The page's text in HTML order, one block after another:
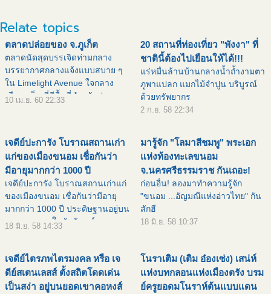
Relate topics
ตลาดปล่อยของ จ.ภูเก็ต
ตลาดนัดสุดบรรเจิดท่ามกลาง
บรรยากาศกลางแจ้งแบบสบาย ๆ
ใน Limelight Avenue ใจกลาง
เมืองภูเก็ต ที่มีพื้นที่สำหรับปลด
อาทิ
10 เม.ย. 60 22:33
20 สถานที่ท่องเที่ยว "พังงา" ที่
ชาตินี้ต้องไปเยือนให้ได้!!!
แร่หมื่นล้านบ้านกลางน้ำถ้ำงามตา
ภูพาแปลก แมกไม้จำปูน บริบูรณ์
ด้วยทรัพยากร
2 ก.ย. 58 22:34
เจดีย์ปะการัง โบราณสถานเก่า
แก่ของเมืองขนอม เชื่อกันว่า
มีอายุมากกว่า 1000 ปี
เจดีย์ปะการัง โบราณสถานเก่าแก่
ของเมืองขนอม เชื่อกันว่ามีอายุ
มากกว่า 1000 ปี ประดิษฐานอยู่บน
ยอดเขาธาตุ ในวัดจันทน์ธาตุทา
สร้างขึ้นโดยนำหินปะการั
18 มิ.ย. 58 14:33
มารู้จัก "โลมาสีชมพู" พระเอก
แห่งท้องทะเลขนอม
จ.นครศรีธรรมราช กันเถอะ!
ก่อนอื่น! ลองมาทำความรู้จัก
"ขนอม ...อัญมณีแห่งอ่าวไทย" กัน
สักฮี
18 มิ.ย. 58 10:37
เจดีย์ไตรภพไตรมงคล หรือ เจ
ดีย์สเตนเลสส์ ตั้งสถิตโดดเด่น
เป็นสง่า อยู่บนยอดเขาคอหงส์
โนราเติม (เติม อ๋องเซ่ง) เสน่ห์
แห่งบทกลอนแห่งเมืองตรัง บรม
ย์ครูยอดมโนราห์ต้นแบบแดน